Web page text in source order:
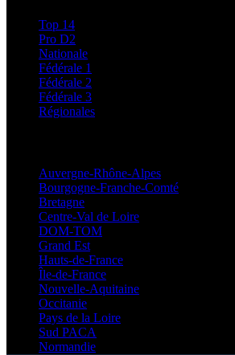
Top 14
Pro D2
Nationale
Fédérale 1
Fédérale 2
Fédérale 3
Régionales
Auvergne-Rhône-Alpes
Bourgogne-Franche-Comté
Bretagne
Centre-Val de Loire
DOM-TOM
Grand Est
Hauts-de-France
Île-de-France
Nouvelle-Aquitaine
Occitanie
Pays de la Loire
Sud PACA
Normandie